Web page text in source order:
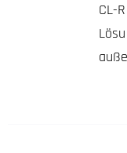
CL-